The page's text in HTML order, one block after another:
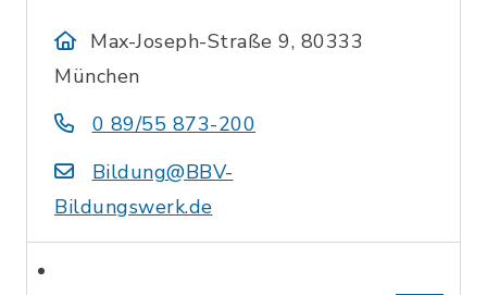
Max-Joseph-Straße 9, 80333
München
0 89/55 873-200
Bildung@BBV-
Bildungswerk.de